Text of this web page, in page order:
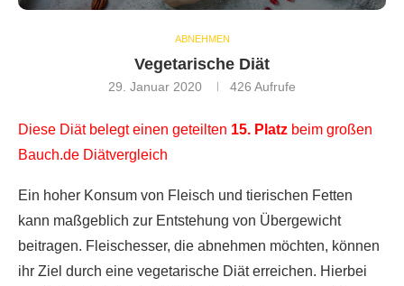
ABNEHMEN
Vegetarische Diät
29. Januar 2020 426 Aufrufe
Diese Diät belegt einen geteilten 15. Platz beim großen
Bauch.de Diätvergleich
Ein hoher Konsum von Fleisch und tierischen Fetten
kann maßgeblich zur Entstehung von Übergewicht
beitragen. Fleischesser, die abnehmen möchten, können
ihr Ziel durch eine vegetarische Diät erreichen. Hierbei